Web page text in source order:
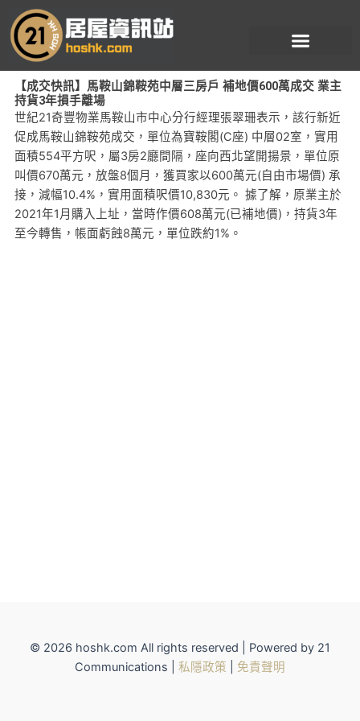
至
【成交快訊】馬鞍山錦鞍苑中層三房戶 補地價600萬成交 業主
持貨3年損手離場
世紀21奇豐物業馬鞍山市中心分行經理張翠珊表示，該行新近
促成馬鞍山錦鞍苑成交，單位為寶鞍閣(C座) 中層02室，實用
面積554平方呎，屬3房2廳間隔，座向西北望開揚景，單位原
叫價670萬元，放盤8個月，獲買家以600萬元(自由市場價) 承
接，減幅10.4%，實用面積呎價10,830元。 據了解，原業主於
2021年1月購入上址，當時作價608萬元(已補地價)，持貨3年
至今轉售，帳面虧蝕8萬元，單位跌約1%。
© 2026 hoshk.com All rights reserved | Powered by 21
Communications | 私隱政策 免責聲明